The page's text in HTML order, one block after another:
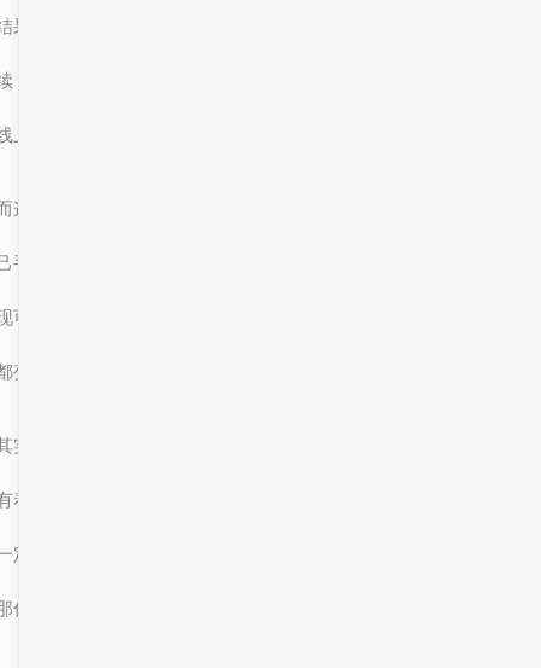
果发现简直太方便了！他原本以为要跑好几个部门才能完成的手
，结果在服务大厅门户上几分钟就解决了，连材料都不用带，直接
上提交就行。
这位朋友还提到，他之前在别的城市做项目的时候，投标书都是自
手写的，还得打印出来寄过去，费时又费力。但在乌鲁木齐，他发
可以通过服务大厅门户直接上传电子版的投标书，甚至连审核流程
变得更快了。他说：“真的太棒了，感觉像是生活在未来！”
实，不仅仅是企业，对于普通人来说，“服务大厅门户”和“投标书”
着不可忽视的作用。比如，如果你是创业者，想要注册公司，那你
定离不开服务大厅门户；如果你是自由职业者，想要接一些项目，
你可能就需要准备一份专业的投标书。